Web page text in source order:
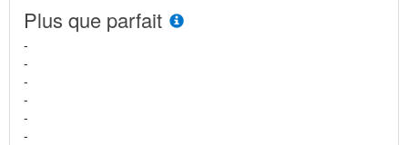
Plus que parfait
-
-
-
-
-
-